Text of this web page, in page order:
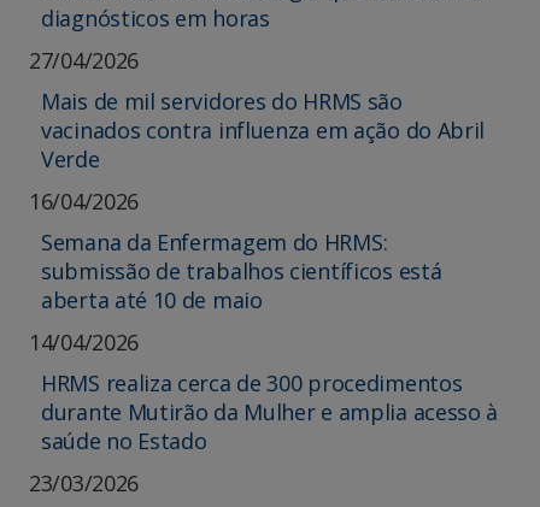
diagnósticos em horas
27/04/2026
Mais de mil servidores do HRMS são
vacinados contra influenza em ação do Abril
Verde
16/04/2026
Semana da Enfermagem do HRMS:
submissão de trabalhos científicos está
aberta até 10 de maio
14/04/2026
HRMS realiza cerca de 300 procedimentos
durante Mutirão da Mulher e amplia acesso à
saúde no Estado
23/03/2026